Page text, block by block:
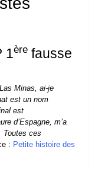
1ère fausse
Minas, ai-je
est un nom
est
d’Espagne, m’a
Toutes ces
: Petite histoire des